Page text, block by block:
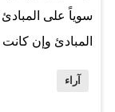
سوياً على
المبادئ وإن كانت
آراء